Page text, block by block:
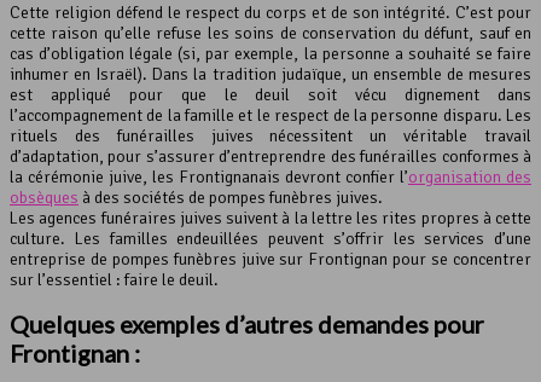
Cette religion défend le respect du corps et de son intégrité. C’est pour
cette raison qu’elle refuse les soins de conservation du défunt, sauf en
cas d’obligation légale (si, par exemple, la personne a souhaité se faire
inhumer en Israël). Dans la tradition judaïque, un ensemble de mesures
est appliqué pour que le deuil soit vécu dignement dans
l’accompagnement de la famille et le respect de la personne disparu. Les
rituels des funérailles juives nécessitent un véritable travail
d’adaptation, pour s’assurer d’entreprendre des funérailles conformes à
la cérémonie juive, les Frontignanais devront confier l’organisation des
obsèques à des sociétés de pompes funèbres juives.
Les agences funéraires juives suivent à la lettre les rites propres à cette
culture. Les familles endeuillées peuvent s’offrir les services d’une
entreprise de pompes funèbres juive sur Frontignan pour se concentrer
sur l’essentiel : faire le deuil.
Quelques exemples d’autres demandes pour
Frontignan :